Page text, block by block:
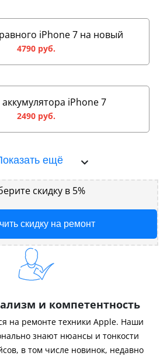
iPhone 7 на новый
4790 руб.
iPhone 7
2490 руб.
ещё
скидку в 5%
скидку на ремонт
и компетентность
на ремонте техники Apple. Наши
знают нюансы и тонкости
в том числе новинок, недавно